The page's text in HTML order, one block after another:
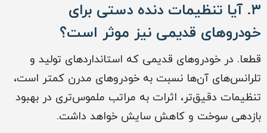
۳. آیا تنظیمات دنده دستی برای
خودروهای قدیمی نیز موثر است؟
قطعا. در خودروهای قدیمی که استانداردهای تولید و
تلرانس‌های آن‌ها نسبت به خودروهای مدرن کمتر است،
تنظیمات دقیق‌تر، اثرات به مراتب ملموس‌تری در بهبود
بازدهی سوخت و کاهش سایش خواهد داشت.